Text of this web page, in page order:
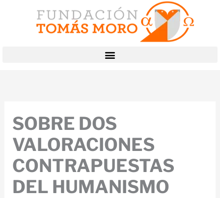
SOBRE DOS
VALORACIONES
CONTRAPUESTAS
DEL HUMANISMO